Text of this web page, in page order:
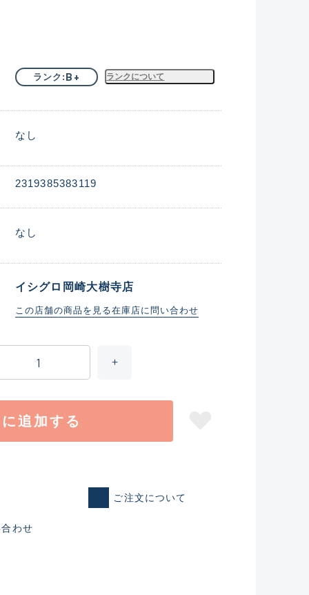
れた未使用
ランク B+ ランクについて
なし
2319385383119
なし
イシグロ岡崎大樹寺店
この店舗の商品を見る在庫店に問い合わせ
追加する
ご注文について
わせ